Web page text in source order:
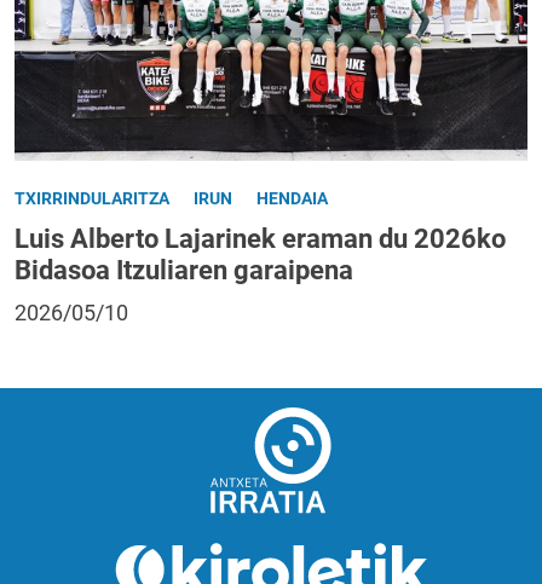
TXIRRINDULARITZA IRUN HENDAIA
Luis Alberto Lajarinek eraman du 2026ko
Bidasoa Itzuliaren garaipena
2026/05/10